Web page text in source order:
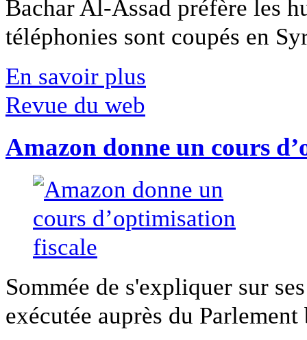
Bachar Al-Assad préfère les
téléphonies sont coupés en
En savoir plus
Revue du web
Amazon donne un cours
Sommée de s'expliquer sur
exécutée auprès du